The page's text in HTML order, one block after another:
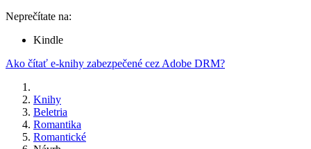
Neprečítate na:
Kindle
Ako čítať e-knihy zabezpečené cez Adobe DRM?
Knihy
Beletria
Romantika
Romantické